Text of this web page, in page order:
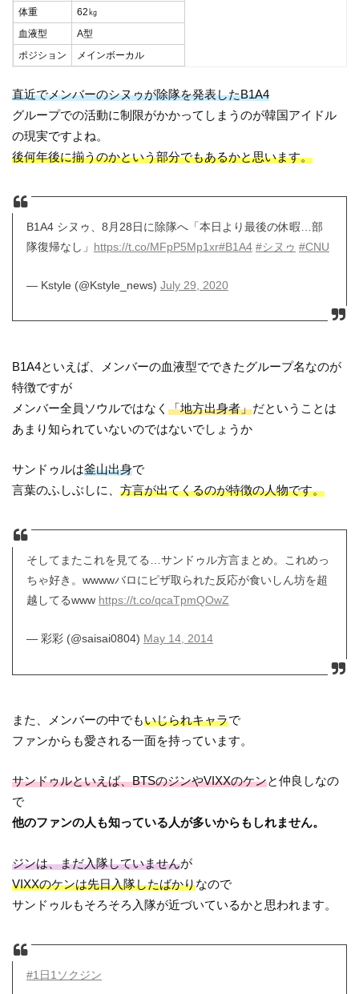
体重
62㎏
血液型
A型
ポジション
メインボーカル
直近でメンバーのシヌゥが除隊を発表したB1A4
グループでの活動に制限がかかってしまうのが韓国アイドル
の現実ですよね。
後何年後に揃うのかという部分でもあるかと思います。
B1A4 シヌゥ、8月28日に除隊へ「本日より最後の休暇…部
隊復帰なし」 https://t.co/MFpP5Mp1xr#B1A4 #シヌゥ #CNU
— Kstyle (@Kstyle_news) July 29, 2020
B1A4といえば、メンバーの血液型でできたグループ名なのが
特徴ですが
メンバー全員ソウルではなく「地方出身者」だということは
あまり知られていないのではないでしょうか
サンドゥルは釜山出身で
言葉のふしぶしに、方言が出てくるのが特徴の人物です。
そしてまたこれを見てる…サンドゥル方言まとめ。これめっ
ちゃ好き。wwwwバロにピザ取られた反応が食いしん坊を超
越してるwww https://t.co/qcaTpmQOwZ
— 彩彩 (@saisai0804) May 14, 2014
また、メンバーの中でもいじられキャラで
ファンからも愛される一面を持っています。
サンドゥルといえば、BTSのジンやVIXXのケンと仲良しなの
で
他のファンの人も知っている人が多いからもしれません。
ジンは、まだ入隊していませんが
VIXXのケンは先日入隊したばかりなので
サンドゥルもそろそろ入隊が近づいているかと思われます。
#1日1ソクジン